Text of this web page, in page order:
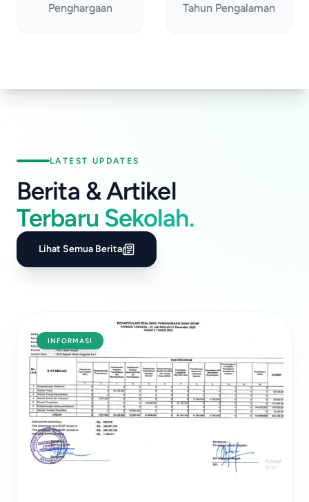
Penghargaan Tahun Pengalaman
LATEST UPDATES
Berita & Artikel
Terbaru Sekolah.
Lihat Semua Berita
INFORMASI